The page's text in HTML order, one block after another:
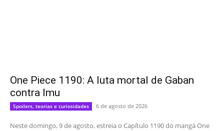
One Piece 1190: A luta mortal de Gaban
contra Imu
Spoilers, teorias e curiosidades 6 de agosto de 2026
Neste domingo, 9 de agosto, estreia o Capítulo 1190 do mangá One